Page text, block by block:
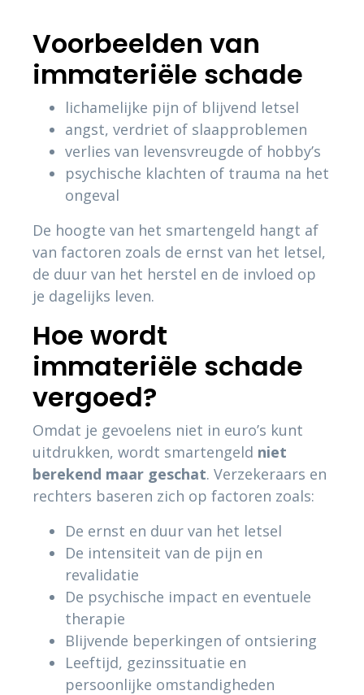
Voorbeelden van
immateriële schade
lichamelijke pijn of blijvend letsel
angst, verdriet of slaapproblemen
verlies van levensvreugde of hobby’s
psychische klachten of trauma na het
ongeval
De hoogte van het smartengeld hangt af
van factoren zoals de ernst van het letsel,
de duur van het herstel en de invloed op
je dagelijks leven.
Hoe wordt
immateriële schade
vergoed?
Omdat je gevoelens niet in euro’s kunt
uitdrukken, wordt smartengeld niet
berekend maar geschat. Verzekeraars en
rechters baseren zich op factoren zoals:
De ernst en duur van het letsel
De intensiteit van de pijn en
revalidatie
De psychische impact en eventuele
therapie
Blijvende beperkingen of ontsiering
Leeftijd, gezinssituatie en
persoonlijke omstandigheden